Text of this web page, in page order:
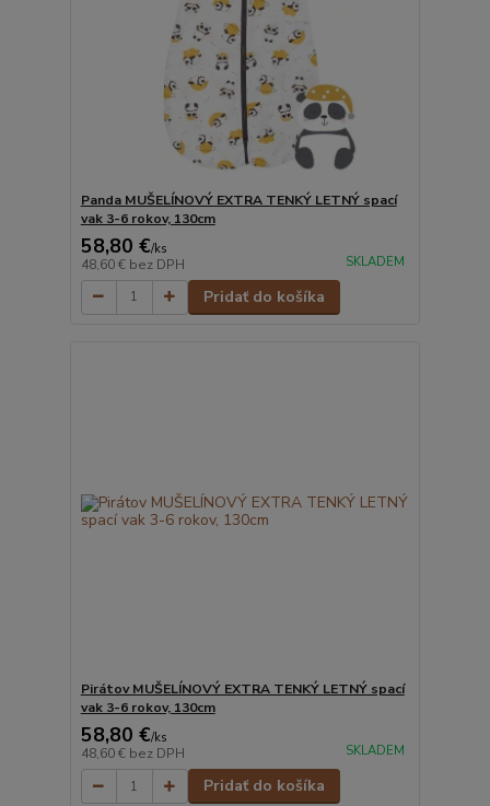
Panda MUŠELÍNOVÝ EXTRA TENKÝ LETNÝ spací
vak 3-6 rokov, 130cm
58,80 €/ks
48,60 € bez DPH SKLADEM
Pridať do košíka
Pirátov MUŠELÍNOVÝ EXTRA TENKÝ LETNÝ spací
vak 3-6 rokov, 130cm
58,80 €/ks
48,60 € bez DPH SKLADEM
Pridať do košíka